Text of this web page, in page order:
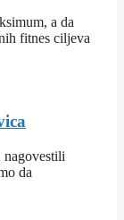
a da
fitnes ciljeva
nagovestili
da